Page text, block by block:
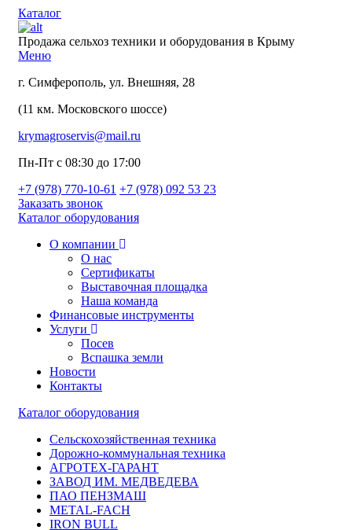
Каталог
Продажа сельхоз техники и оборудования в Крыму
Меню
г. Симферополь, ул. Внешняя, 28
(11 км. Московского шоссе)
krymagroservis@mail.ru
Пн-Пт с 08:30 до 17:00
+7 (978) 770-10-61 +7 (978) 092 53 23
Заказать звонок
Каталог оборудования
О компании
О нас
Сертификаты
Выставочная площадка
Наша команда
Финансовые инструменты
Услуги
Посев
Вспашка земли
Новости
Контакты
Каталог оборудования
Сельскохозяйственная техника
Дорожно-коммунальная техника
АГРОТЕХ-ГАРАНТ
ЗАВОД ИМ. МЕДВЕДЕВА
ПАО ПЕНЗМАШ
METAL-FACH
IRON BULL